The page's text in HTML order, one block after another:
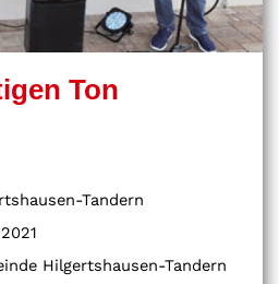
Ton
Tandern
Hilgertshausen-Tandern